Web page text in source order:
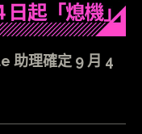
助理確定 9 月 4